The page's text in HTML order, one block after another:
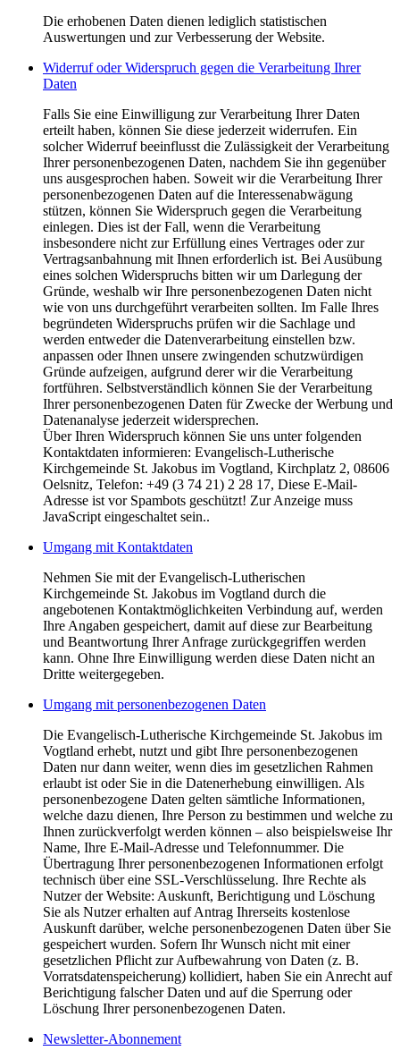
Die erhobenen Daten dienen lediglich statistischen
Auswertungen und zur Verbesserung der Website.
Widerruf oder Widerspruch gegen die Verarbeitung Ihrer
Daten
Falls Sie eine Einwilligung zur Verarbeitung Ihrer Daten
erteilt haben, können Sie diese jederzeit widerrufen. Ein
solcher Widerruf beeinflusst die Zulässigkeit der Verarbeitung
Ihrer personenbezogenen Daten, nachdem Sie ihn gegenüber
uns ausgesprochen haben. Soweit wir die Verarbeitung Ihrer
personenbezogenen Daten auf die Interessenabwägung
stützen, können Sie Widerspruch gegen die Verarbeitung
einlegen. Dies ist der Fall, wenn die Verarbeitung
insbesondere nicht zur Erfüllung eines Vertrages oder zur
Vertragsanbahnung mit Ihnen erforderlich ist. Bei Ausübung
eines solchen Widerspruchs bitten wir um Darlegung der
Gründe, weshalb wir Ihre personenbezogenen Daten nicht
wie von uns durchgeführt verarbeiten sollten. Im Falle Ihres
begründeten Widerspruchs prüfen wir die Sachlage und
werden entweder die Datenverarbeitung einstellen bzw.
anpassen oder Ihnen unsere zwingenden schutzwürdigen
Gründe aufzeigen, aufgrund derer wir die Verarbeitung
fortführen. Selbstverständlich können Sie der Verarbeitung
Ihrer personenbezogenen Daten für Zwecke der Werbung und
Datenanalyse jederzeit widersprechen.
Über Ihren Widerspruch können Sie uns unter folgenden
Kontaktdaten informieren: Evangelisch-Lutherische
Kirchgemeinde St. Jakobus im Vogtland, Kirchplatz 2, 08606
Oelsnitz, Telefon: +49 (3 74 21) 2 28 17, Diese E-Mail-
Adresse ist vor Spambots geschützt! Zur Anzeige muss
JavaScript eingeschaltet sein..
Umgang mit Kontaktdaten
Nehmen Sie mit der Evangelisch-Lutherischen
Kirchgemeinde St. Jakobus im Vogtland durch die
angebotenen Kontaktmöglichkeiten Verbindung auf, werden
Ihre Angaben gespeichert, damit auf diese zur Bearbeitung
und Beantwortung Ihrer Anfrage zurückgegriffen werden
kann. Ohne Ihre Einwilligung werden diese Daten nicht an
Dritte weitergegeben.
Umgang mit personenbezogenen Daten
Die Evangelisch-Lutherische Kirchgemeinde St. Jakobus im
Vogtland erhebt, nutzt und gibt Ihre personenbezogenen
Daten nur dann weiter, wenn dies im gesetzlichen Rahmen
erlaubt ist oder Sie in die Datenerhebung einwilligen. Als
personenbezogene Daten gelten sämtliche Informationen,
welche dazu dienen, Ihre Person zu bestimmen und welche zu
Ihnen zurückverfolgt werden können – also beispielsweise Ihr
Name, Ihre E-Mail-Adresse und Telefonnummer. Die
Übertragung Ihrer personenbezogenen Informationen erfolgt
technisch über eine SSL-Verschlüsselung. Ihre Rechte als
Nutzer der Website: Auskunft, Berichtigung und Löschung
Sie als Nutzer erhalten auf Antrag Ihrerseits kostenlose
Auskunft darüber, welche personenbezogenen Daten über Sie
gespeichert wurden. Sofern Ihr Wunsch nicht mit einer
gesetzlichen Pflicht zur Aufbewahrung von Daten (z. B.
Vorratsdatenspeicherung) kollidiert, haben Sie ein Anrecht auf
Berichtigung falscher Daten und auf die Sperrung oder
Löschung Ihrer personenbezogenen Daten.
Newsletter-Abonnement